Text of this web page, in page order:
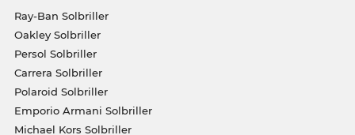
Ray-Ban Solbriller
Oakley Solbriller
Persol Solbriller
Carrera Solbriller
Polaroid Solbriller
Emporio Armani Solbriller
Michael Kors Solbriller